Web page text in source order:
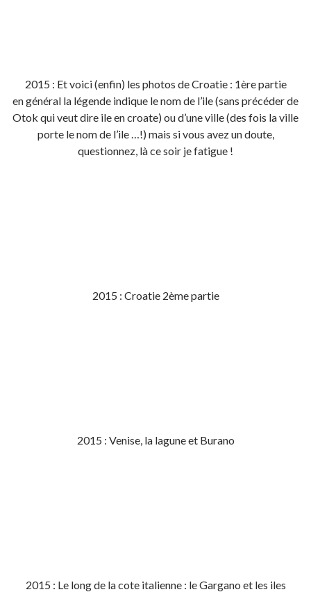
2015 : Et voici (enfin) les photos de Croatie : 1ère partie
en général la légende indique le nom de l’ile (sans précéder de
Otok qui veut dire ile en croate) ou d’une ville (des fois la ville
porte le nom de l’ile …!) mais si vous avez un doute,
questionnez, là ce soir je fatigue !
2015 : Croatie 2ème partie
2015 : Venise, la lagune et Burano
2015 : Le long de la cote italienne : le Gargano et les iles